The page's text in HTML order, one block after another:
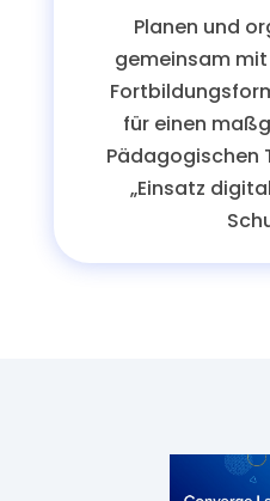
Planen und
gemeinsam mit
für einen
Pädagogischen
„Einsatz